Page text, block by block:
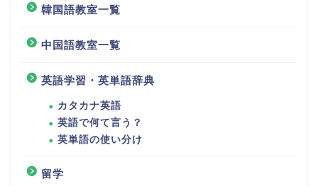
韓国語教室一覧
中国語教室一覧
英語学習・英単語辞典
カタカナ英語
英語で何て言う？
英単語の使い分け
留学